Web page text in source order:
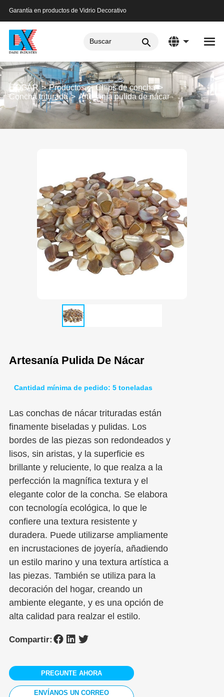
Garantía en productos de Vidrio Decorativo
HOGAR Productos
Chips de concha
Concha triturada
Artesanía pulida de nácar
Artesanía Pulida De Nácar
Cantidad mínima de pedido: 5 toneladas
Las conchas de nácar trituradas están
finamente biseladas y pulidas. Los
bordes de las piezas son redondeados y
lisos, sin aristas, y la superficie es
brillante y reluciente, lo que realza a la
perfección la magnífica textura y el
elegante color de la concha. Se elabora
con tecnología ecológica, lo que le
confiere una textura resistente y
duradera. Puede utilizarse ampliamente
en incrustaciones de joyería, añadiendo
un estilo marino y una textura artística a
las piezas. También se utiliza para la
decoración del hogar, creando un
ambiente elegante, y es una opción de
alta calidad para realzar el estilo.
Compartir:
PREGUNTE AHORA
ENVÍANOS UN CORREO